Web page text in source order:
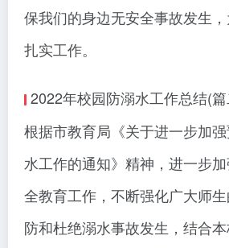
保我们的身边无安全事故发生
扎实工作。
2022年校园防溺水工作总结(
根据市教育局《关于进一步加
水工作的通知》精神，进一步
全教育工作，不断强化广大师
防和杜绝溺水事故发生，结合